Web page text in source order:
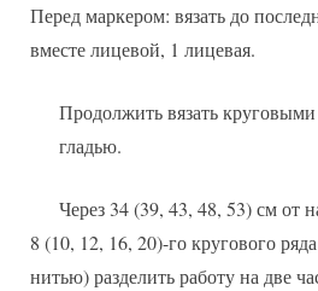
Перед маркером: вязать до
вместе лицевой, 1 лицевая.
Продолжить вязать
гладью.
Через 34 (39, 43, 48, 53) см от
8 (10, 12, 16, 20)-го кругового
нитью) разделить работу на две